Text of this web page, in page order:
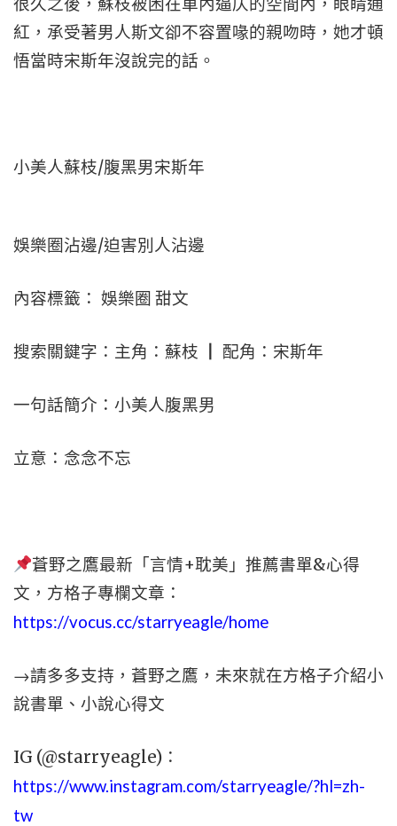
紅，承受著男人斯文卻不容置喙的親吻時，她才頓
悟當時宋斯年沒說完的話。
小美人蘇枝/腹黑男宋斯年
娛樂圈沾邊/迫害別人沾邊
內容標籤： 娛樂圈 甜文
搜索關鍵字：主角：蘇枝 ┃ 配角：宋斯年
一句話簡介：小美人腹黑男
立意：念念不忘
蒼野之鷹最新「言情+耽美」推薦書單&心得
文，方格子專欄文章：
https://vocus.cc/starryeagle/home
→請多多支持，蒼野之鷹，未來就在方格子介紹小
說書單、小說心得文
IG (@starryeagle)：
https://www.instagram.com/starryeagle/?hl=zh-
tw